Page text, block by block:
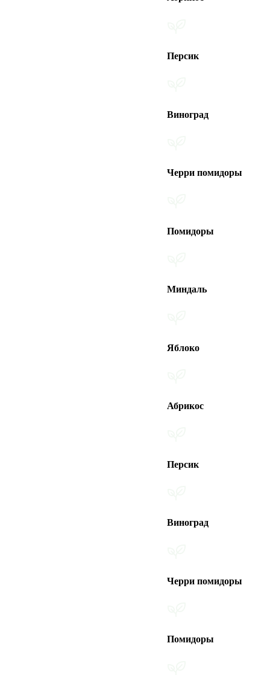
Виноград
Черри помидоры
Помидоры
Миндаль
Виноград
Черри помидоры
Помидоры